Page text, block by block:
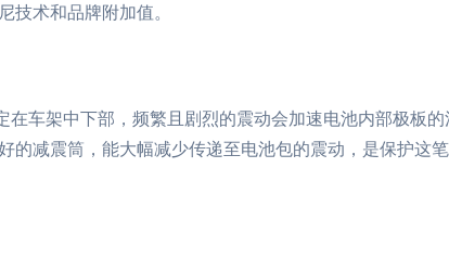
术和品牌附加值。
车架中下部，频繁且剧烈的震动会加速电池内部极板
减震筒，能大幅减少传递至电池包的震动，是保护这